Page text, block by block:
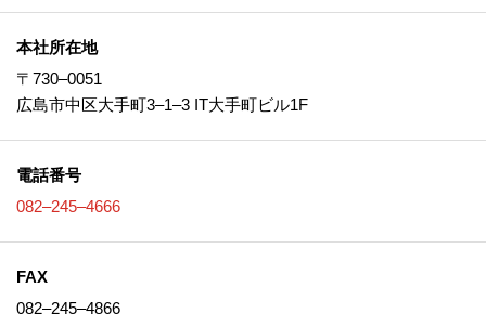
本社所在地
〒730‒0051
広島市中区大手町3‒1‒3 IT大手町ビル1F
電話番号
082‒245‒4666
FAX
082‒245‒4866